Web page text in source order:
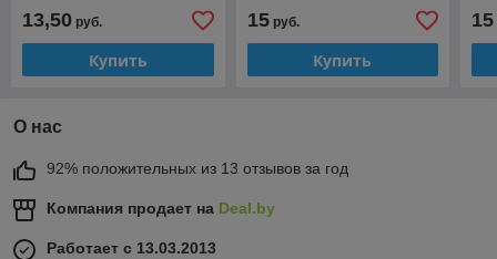
13,50 руб.
Купить
15руб.
Купить
15
О нас
92% положительных из 13 отзывов за год
Компания продает на Deal.by
Работает с 13.03.2013